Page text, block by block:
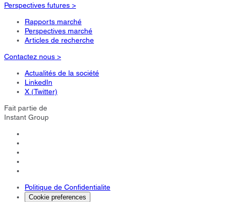
Perspectives futures >
Rapports marché
Perspectives marché
Articles de recherche
Contactez nous >
Actualités de la société
LinkedIn
X (Twitter)
Fait partie de
Instant Group
Politique de Confidentialite
Cookie preferences